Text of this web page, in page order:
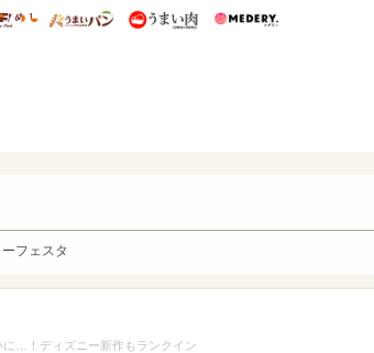
ィズニー特集
うまいめし うまいパン うまい肉
フェスタ
に…！ディズニー新作もランクイン